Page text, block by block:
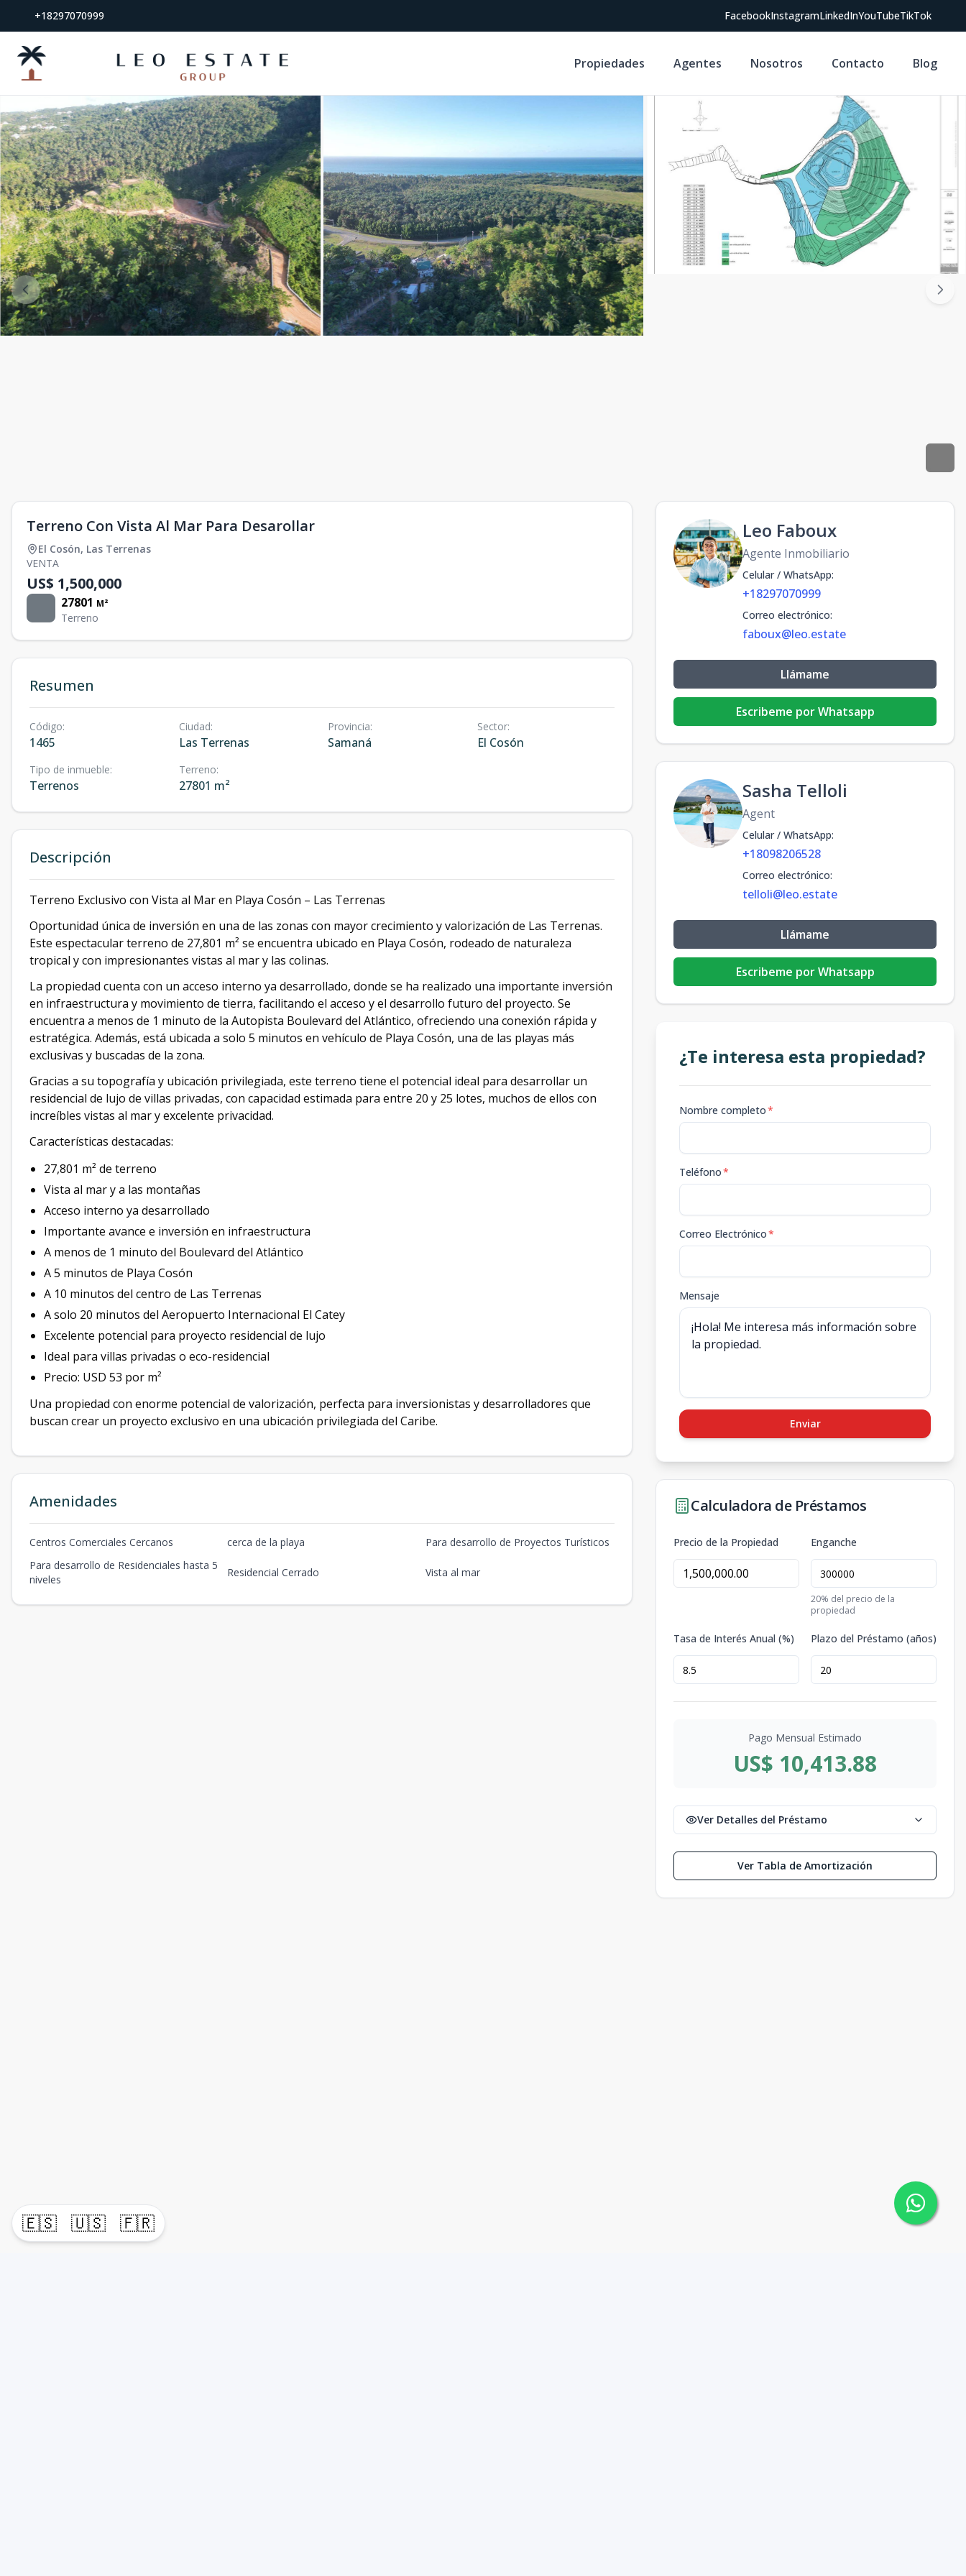
🇪🇸 🇺🇸 🇫🇷
+18297070999 FacebookInstagramLinkedInYouTubeTikTok
Propiedades Agentes Nosotros Contacto Blog
Terreno Con Vista Al Mar Para Desarollar
El Cosón, Las Terrenas
VENTA
US$ 1,500,000
27801 M²
Terreno
Resumen
Código:
1465
Ciudad:
Las Terrenas
Provincia:
Samaná
Sector:
El Cosón
Tipo de inmueble:
Terrenos
Terreno:
27801 m²
Descripción
Terreno Exclusivo con Vista al Mar en Playa Cosón – Las Terrenas
Oportunidad única de inversión en una de las zonas con mayor crecimiento y valorización de Las Terrenas.
Este espectacular terreno de 27,801 m² se encuentra ubicado en Playa Cosón, rodeado de naturaleza
tropical y con impresionantes vistas al mar y las colinas.
La propiedad cuenta con un acceso interno ya desarrollado, donde se ha realizado una importante inversión
en infraestructura y movimiento de tierra, facilitando el acceso y el desarrollo futuro del proyecto. Se
encuentra a menos de 1 minuto de la Autopista Boulevard del Atlántico, ofreciendo una conexión rápida y
estratégica. Además, está ubicada a solo 5 minutos en vehículo de Playa Cosón, una de las playas más
exclusivas y buscadas de la zona.
Gracias a su topografía y ubicación privilegiada, este terreno tiene el potencial ideal para desarrollar un
residencial de lujo de villas privadas, con capacidad estimada para entre 20 y 25 lotes, muchos de ellos con
increíbles vistas al mar y excelente privacidad.
Características destacadas:
27,801 m² de terreno
Vista al mar y a las montañas
Acceso interno ya desarrollado
Importante avance e inversión en infraestructura
A menos de 1 minuto del Boulevard del Atlántico
A 5 minutos de Playa Cosón
A 10 minutos del centro de Las Terrenas
A solo 20 minutos del Aeropuerto Internacional El Catey
Excelente potencial para proyecto residencial de lujo
Ideal para villas privadas o eco-residencial
Precio: USD 53 por m²
Una propiedad con enorme potencial de valorización, perfecta para inversionistas y desarrolladores que
buscan crear un proyecto exclusivo en una ubicación privilegiada del Caribe.
Amenidades
Centros Comerciales Cercanos cerca de la playa
Para desarrollo de Proyectos Turísticos
Para desarrollo de Residenciales hasta 5
niveles
Residencial Cerrado Vista al mar
Leo Faboux
Agente Inmobiliario
Celular / WhatsApp:
+18297070999
Correo electrónico:
faboux@leo.estate
Llámame
Escribeme por Whatsapp
Sasha Telloli
Agent
Celular / WhatsApp:
+18098206528
Correo electrónico:
telloli@leo.estate
Llámame
Escribeme por Whatsapp
¿Te interesa esta propiedad?
Nombre completo*
Teléfono*
Correo Electrónico*
Mensaje
Enviar
Calculadora de Préstamos
Precio de la Propiedad Enganche
20% del precio de la
propiedad
Tasa de Interés Anual (%) Plazo del Préstamo (años)
Pago Mensual Estimado
US$ 10,413.88
Ver Detalles del Préstamo
Ver Tabla de Amortización